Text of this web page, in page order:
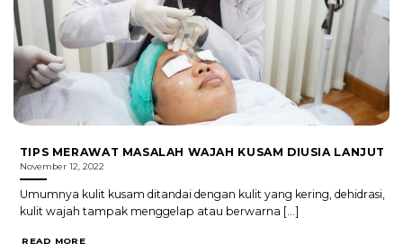
TIPS MERAWAT MASALAH WAJAH KUSAM DIUSIA LANJUT
November 12, 2022
Umumnya kulit kusam ditandai dengan kulit yang kering, dehidrasi,
kulit wajah tampak menggelap atau berwarna [...]
READ MORE